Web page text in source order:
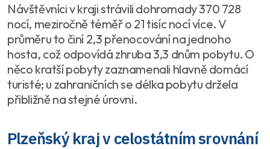
Návštěvníci v kraji strávili dohromady 370 728
nocí, meziročně téměř o 21 tisíc nocí více. V
průměru to činí 2,3 přenocování na jednoho
hosta, což odpovídá zhruba 3,3 dnům pobytu. O
něco kratší pobyty zaznamenali hlavně domácí
turisté; u zahraničních se délka pobytu držela
přibližně na stejné úrovni.
Plzeňský kraj v celostátním srovnání